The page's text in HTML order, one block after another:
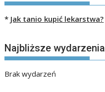
* Jak tanio kupić lekarstwa?
Najbliższe wydarzenia
Brak wydarzeń